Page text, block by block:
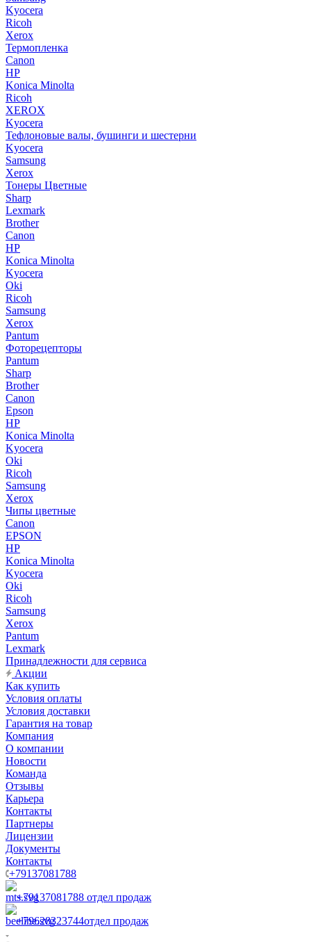
Kyocera
Ricoh
Xerox
Термопленка
Canon
HP
Konica Minolta
Ricoh
XEROX
Kyocera
Тефлоновые валы, бушинги и шестерни
Kyocera
Samsung
Xerox
Тонеры Цветные
Sharp
Lexmark
Brother
Canon
HP
Konica Minolta
Kyocera
Oki
Ricoh
Samsung
Xerox
Pantum
Фоторецепторы
Pantum
Sharp
Brother
Canon
Epson
HP
Konica Minolta
Kyocera
Oki
Ricoh
Samsung
Xerox
Чипы цветные
Canon
EPSON
HP
Konica Minolta
Kyocera
Oki
Ricoh
Samsung
Xerox
Pantum
Lexmark
Принадлежности для сервиса
Акции
Как купить
Условия оплаты
Условия доставки
Гарантия на товар
Компания
О компании
Новости
Команда
Отзывы
Карьера
Контакты
Партнеры
Лицензии
Документы
Контакты
+79137081788
+79137081788 отдел продаж
+79628323744отдел продаж